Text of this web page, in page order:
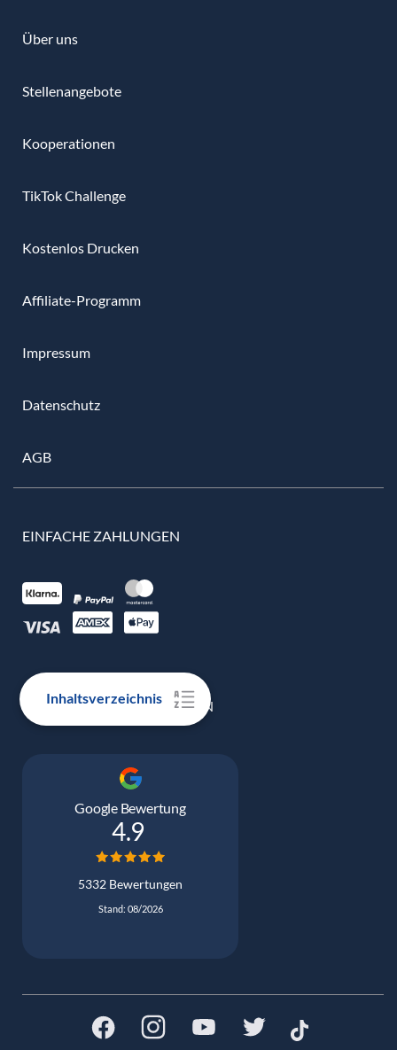
Inhaltsverzeichnis
Über uns
Stellenangebote
Kooperationen
TikTok Challenge
Kostenlos Drucken
Affiliate-Programm
Impressum
Datenschutz
AGB
EINFACHE ZAHLUNGEN
100% ECHTE BEWERTUNGEN
Google Bewertung
4.9
5332 Bewertungen
Stand: 08/2026